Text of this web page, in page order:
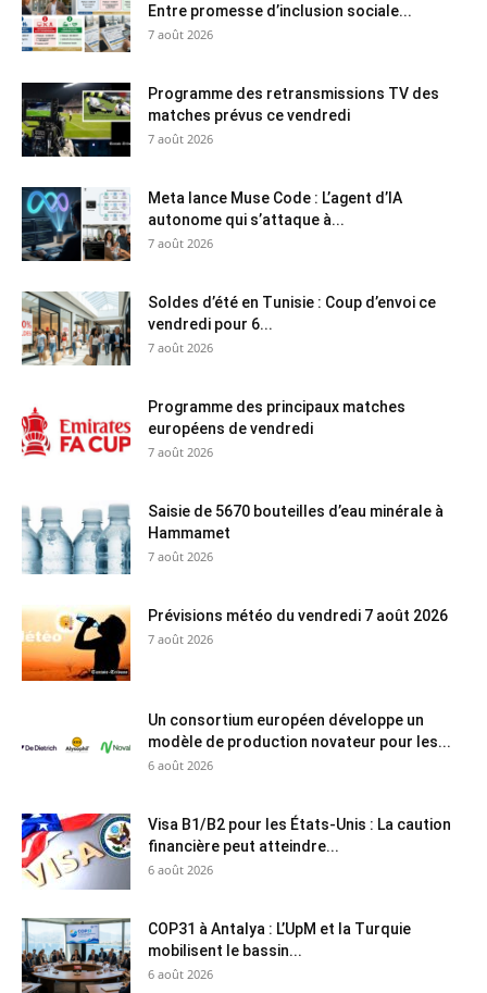
Entre promesse d’inclusion sociale...
7 août 2026
Programme des retransmissions TV des
matches prévus ce vendredi
7 août 2026
Meta lance Muse Code : L’agent d’IA
autonome qui s’attaque à...
7 août 2026
Soldes d’été en Tunisie : Coup d’envoi ce
vendredi pour 6...
7 août 2026
Programme des principaux matches
européens de vendredi
7 août 2026
Saisie de 5670 bouteilles d’eau minérale à
Hammamet
7 août 2026
Prévisions météo du vendredi 7 août 2026
7 août 2026
Un consortium européen développe un
modèle de production novateur pour les...
6 août 2026
Visa B1/B2 pour les États-Unis : La caution
financière peut atteindre...
6 août 2026
COP31 à Antalya : L’UpM et la Turquie
mobilisent le bassin...
6 août 2026